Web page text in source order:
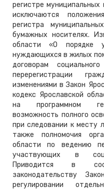
регистре
исключаются
регистра
бумажных носителях.
области «О порядке
нуждающихся в жилых
договорам
перерегистрации
изменениями в Закон
кодекс Ярославской
на программном
возможность полного
при следовании к месту
также полномочия
области по ведению
участвующих в
Приводится в
законодательству
регулировании